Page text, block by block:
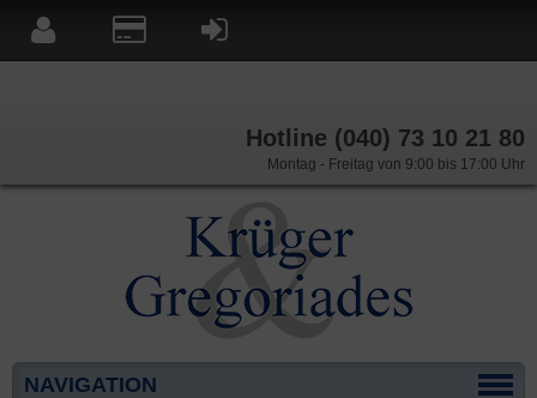
Hotline (040) 73 10 21 80
Montag - Freitag von 9:00 bis 17:00 Uhr
NAVIGATION